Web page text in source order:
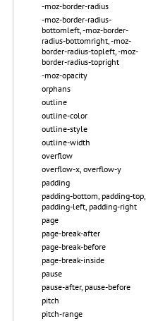
-moz-border-radius
-moz-border-radius-
bottomleft, -moz-border-
radius-bottomright, -moz-
border-radius-topleft, -moz-
border-radius-topright
-moz-opacity
orphans
outline
outline-color
outline-style
outline-width
overflow
overflow-x, overflow-y
padding
padding-bottom, padding-top,
padding-left, padding-right
page
page-break-after
page-break-before
page-break-inside
pause
pause-after, pause-before
pitch
pitch-range